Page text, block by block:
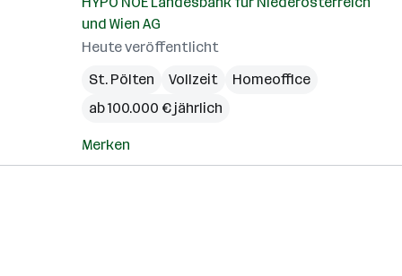
und Wien AG
Heute veröffentlicht
St. Pölten
Vollzeit
Homeoffice
ab 100.000 € jährlich
Merken